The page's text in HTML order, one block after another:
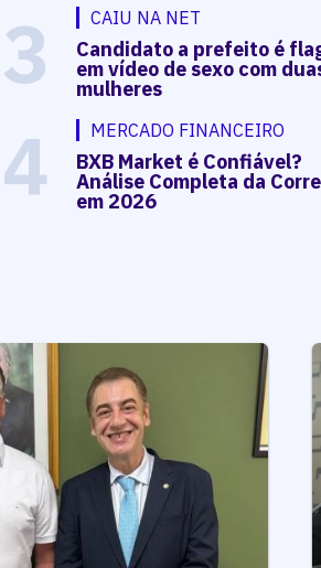
3 CAIU NA NET
Candidato a prefeito é
em vídeo de sexo com
mulheres
4 MERCADO FINANCEIRO
BXB Market é Confiável?
Análise Completa da
em 2026